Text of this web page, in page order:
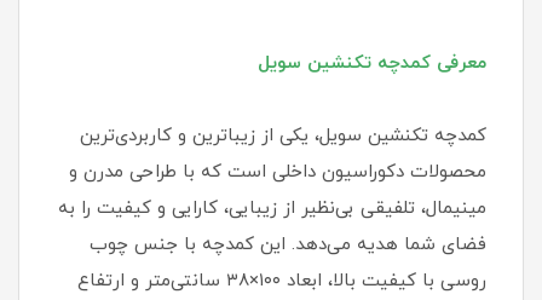
معرفی کمدچه تکنشین سویل
کمدچه تکنشین سویل، یکی از زیباترین و کاربردی‌ترین
محصولات دکوراسیون داخلی است که با طراحی مدرن و
مینیمال، تلفیقی بی‌نظیر از زیبایی، کارایی و کیفیت را به
فضای شما هدیه می‌دهد. این کمدچه با جنس چوب
روسی با کیفیت بالا، ابعاد ۱۰۰×۳۸ سانتی‌متر و ارتفاع